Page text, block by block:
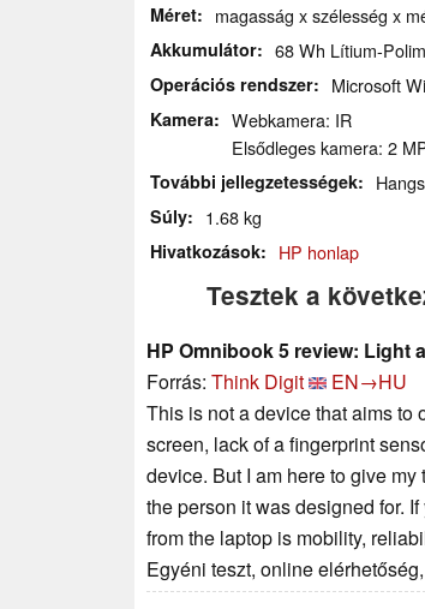
Méret magasság x szélesség x
Akkumulátor 68 Wh Lítium-
Operációs rendszer Microsoft
Kamera
Webkamera: IR
Elsődleges kamera: 2
További jellegzetességek
Súly 1.68 kg
Hivatkozások HP honlap
Tesztek a
HP Omnibook 5 review: Light
Forrás: Think Digit
EN→HU
This is not a device that aims to
screen, lack of a fingerprint
device. But I am here to give
the person it was designed for.
from the laptop is mobility,
Egyéni teszt, online